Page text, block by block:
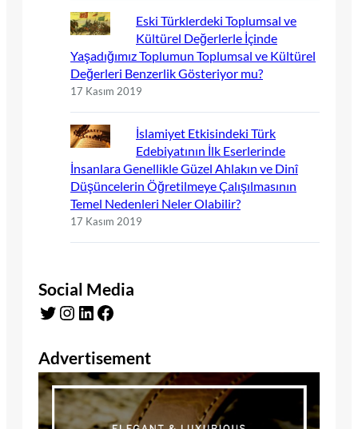
Eski Türklerdeki Toplumsal ve
Kültürel Değerlerle İçinde
Yaşadığımız Toplumun Toplumsal ve Kültürel
Değerleri Benzerlik Gösteriyor mu?
17 Kasım 2019
İslamiyet Etkisindeki Türk
Edebiyatının İlk Eserlerinde
İnsanlara Genellikle Güzel Ahlakın ve Dinî
Düşüncelerin Öğretilmeye Çalışılmasının
Temel Nedenleri Neler Olabilir?
17 Kasım 2019
Social Media
Twitter Instagram LinkedIn Facebook
Advertisement